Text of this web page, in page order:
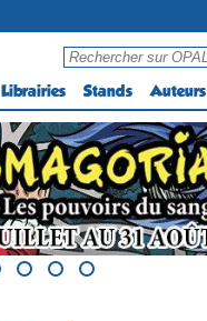
Librairies Stands Auteurs